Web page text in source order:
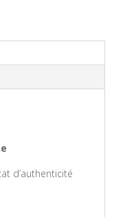
d’authenticité